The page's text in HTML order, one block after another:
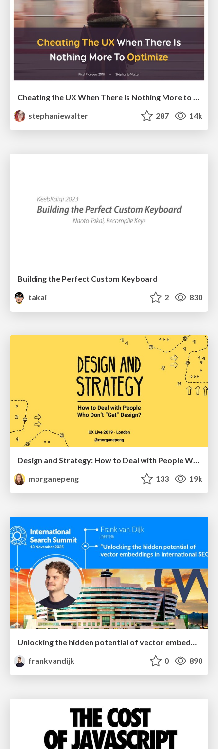
stephaniewalter
287 14k
Building the Perfect Custom Keyboard
takai
2 830
Design and Strategy: How to Deal with People Who Don’t "Get" Design
morganepeng
133 19k
Unlocking the hidden potential of vector embeddings in international SEO
frankvandijk
0 890